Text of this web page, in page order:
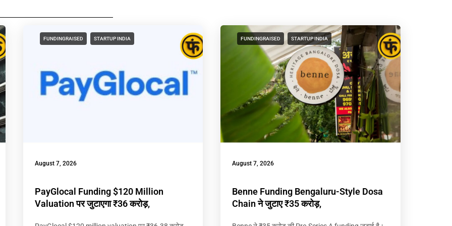
FUNDINGRAISED STARTUP INDIA
August 7, 2026
PayGlocal Funding $120 Million
Valuation पर जुटाएगा ₹36 करोड़,
FUNDINGRAISED STARTUP INDIA
August 7, 2026
Benne Funding Bengaluru-Style Dosa
Chain ने जुटाए ₹35 करोड़,